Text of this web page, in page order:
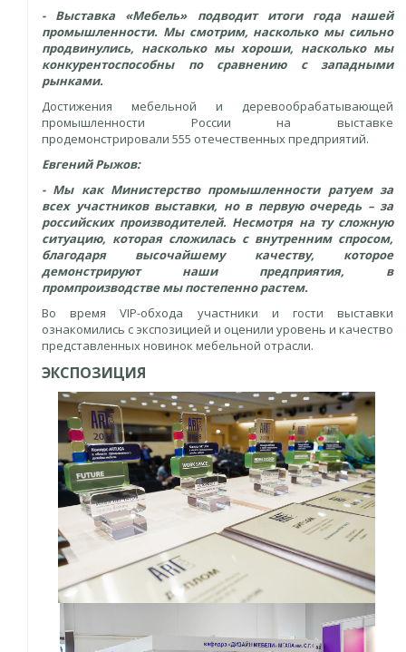
- Выставка «Мебель» подводит итоги года нашей
промышленности. Мы смотрим, насколько мы сильно
продвинулись, насколько мы хороши, насколько мы
конкурентоспособны по сравнению с западными
рынками.
Достижения мебельной и деревообрабатывающей
промышленности России на выставке
продемонстрировали 555 отечественных предприятий.
Евгений Рыжов:
- Мы как Министерство промышленности ратуем за
всех участников выставки, но в первую очередь – за
российских производителей. Несмотря на ту сложную
ситуацию, которая сложилась с внутренним спросом,
благодаря высочайшему качеству, которое
демонстрируют наши предприятия, в
промпроизводстве мы постепенно растем.
Во время VIP-обхода участники и гости выставки
ознакомились с экспозицией и оценили уровень и качество
представленных новинок мебельной отрасли.
ЭКСПОЗИЦИЯ